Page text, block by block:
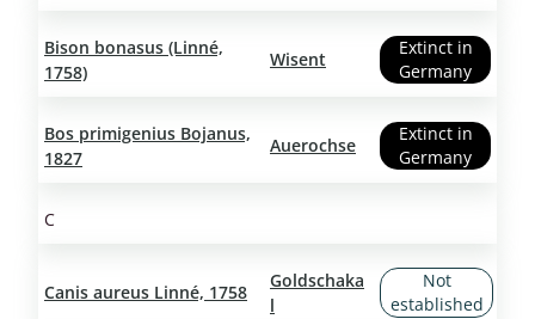
Bison bonasus (Linné,
1758)
Wisent
Extinct in
Germany
Bos primigenius Bojanus,
1827
Auerochse
Extinct in
Germany
C
Canis aureus Linné, 1758
Goldschaka
l
Not
established